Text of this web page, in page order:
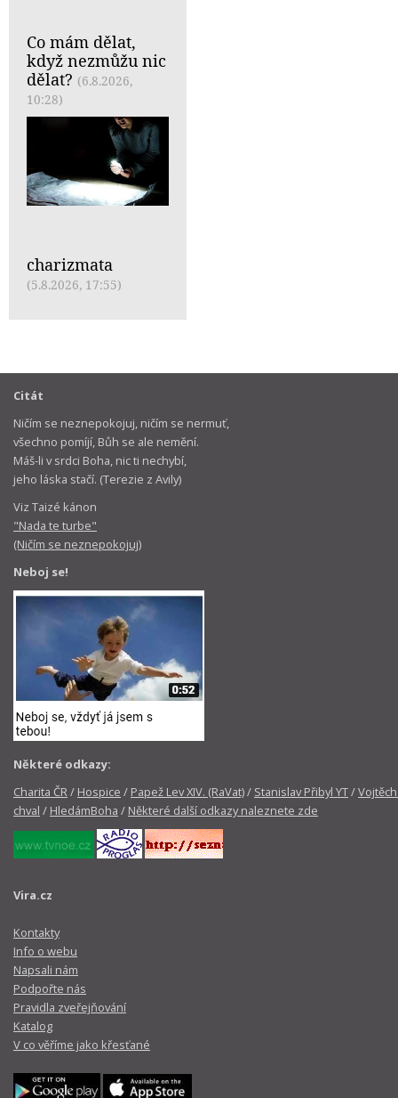
Co mám dělat,
když nezmůžu nic
dělat? (6.8.2026,
10:28)
charizmata
(5.8.2026, 17:55)
Citát
Ničím se neznepokojuj, ničím se nermuť,
všechno pomíjí, Bůh se ale nemění.
Máš-li v srdci Boha, nic ti nechybí,
jeho láska stačí. (Terezie z Avily)
Viz Taizé kánon
"Nada te turbe"
(Ničím se neznepokojuj)
Neboj se!
Některé odkazy:
Charita ČR/ Hospice / Papež Lev XIV. (RaVat)/ Stanislav Přibyl YT/
chval / HledámBoha / Některé další odkazy naleznete zde
Vira.cz
Kontakty
Info o webu
Napsali nám
Podpořte nás
Pravidla zveřejňování
Katalog
V co věříme jako křesťané